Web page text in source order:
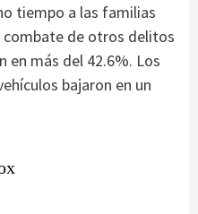
tiempo a las familias
combate de otros delitos
en más del 42.6%. Los
bajaron en un